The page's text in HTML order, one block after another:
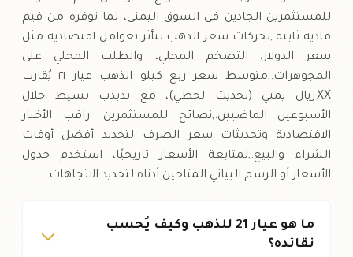
للمستثمرين الجادين في السوق اليمني، لما توفره من قيم
مادية ثابتة.,تحركات سعر الذهب تتأثر بعوامل اقتصادية مثل
سعر الدولار، التضخم المحلي، والطلب المحلي على
المجوهرات.,متوسط سعر ربع كيلو الذهب عيار ٢١ يُقارب
XX ريال يمني (تحديث لحظي)، مع تذبذب بسيط خلال
الأسبوعين الماضيين.,نصائح للمستثمرين: راقب الأخبار
الاقتصادية وتحديثات سعر الصرف لتحديد أفضل أوقات
الشراء والبيع.,لمتابعة الأسعار تاريخيًا، استخدم جدول
الأسعار أو الرسم البياني المتاحين أدناه لتحديد الاتجاهات.
ما هو عيار 21 للذهب وكيف يُحسب
نقائده؟